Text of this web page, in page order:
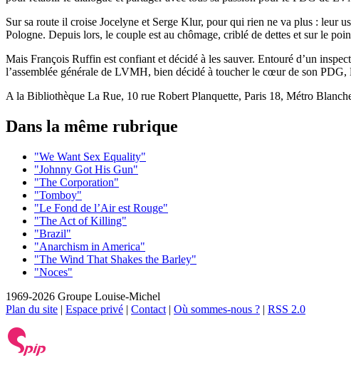
Sur sa route il croise Jocelyne et Serge Klur, pour qui rien ne va plus : leur
Pologne. Depuis lors, le couple est au chômage, criblé de dettes et sur le
Mais François Ruffin est confiant et décidé à les sauver. Entouré d’un
l’assemblée générale de LVMH, bien décidé à toucher le cœur de son
A la Bibliothèque La Rue, 10 rue Robert Planquette, Paris 18, Métro
Dans la même rubrique
"We Want Sex Equality"
"Johnny Got His Gun"
"The Corporation"
"Tomboy"
"Le Fond de l’Air est Rouge"
"The Act of Killing"
"Brazil"
"Anarchism in America"
"The Wind That Shakes the Barley"
"Noces"
1969-2026 Groupe Louise-Michel
Plan du site | Espace privé | Contact | Où sommes-nous ? | RSS 2.0